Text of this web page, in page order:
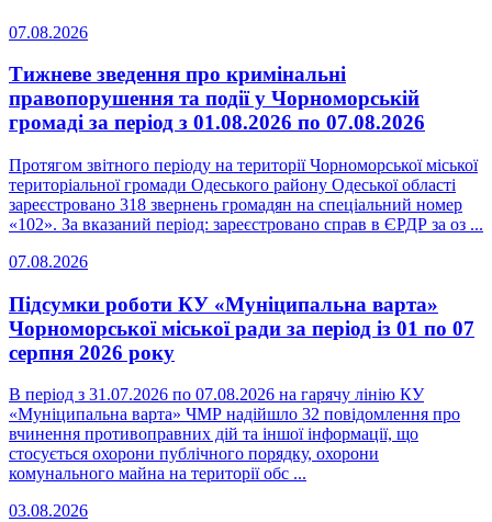
07.08.2026
Тижневе зведення про кримінальні
правопорушення та події у Чорноморській
громаді за період з 01.08.2026 по 07.08.2026
Протягом звітного періоду на території Чорноморської міської
територіальної громади Одеського району Одеської області
зареєстровано 318 звернень громадян на спеціальний номер
«102». За вказаний період: зареєстровано справ в ЄРДР за оз ...
07.08.2026
Підсумки роботи КУ «Муніципальна варта»
Чорноморської міської ради за період із 01 по 07
серпня 2026 року
В період з 31.07.2026 по 07.08.2026 на гарячу лінію КУ
«Муніципальна варта» ЧМР надійшло 32 повідомлення про
вчинення противоправних дій та іншої інформації, що
стосується охорони публічного порядку, охорони
комунального майна на території обс ...
03.08.2026